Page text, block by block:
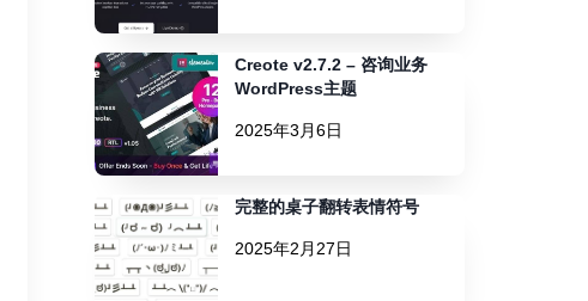
Creote v2.7.2 – 咨询业务
WordPress主题
2025年3月6日
完整的桌子翻转表情符号
2025年2月27日